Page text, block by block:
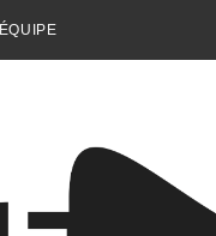
ÉQUIPE